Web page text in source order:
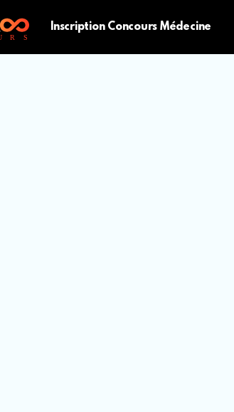
Inscription Concours Médecine